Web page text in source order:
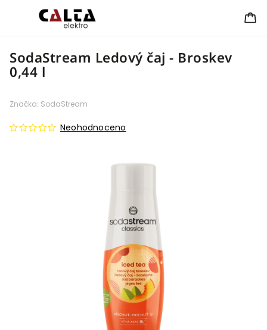
SodaStream Ledový čaj - Broskev
0,44 l
Neohodnoceno
Značka: SodaStream